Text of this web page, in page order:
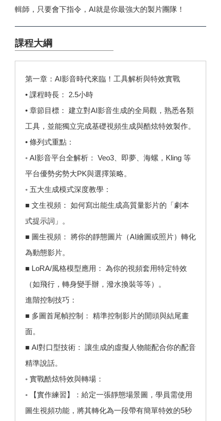
輯師，只要會下指令，AI就是你最強大的製片團隊！
課程大綱
第一章：AI影音時代來臨！工具解析與特效實戰
• 課程時長： 2.5小時
• 章節目標： 建立對AI影音生成的全局觀，熟悉各類
工具，並能獨立完成基礎視頻生成與酷炫特效製作。
• 條列式重點：
◦ AI影音平台全解析： Veo3、即夢、海螺，Kling 等
平台優勢劣勢大PK與選擇策略。
◦ 五大生成模式深度教學：
■ 文生視頻： 如何寫出能生成高質量影片的「劇本
式提示詞」。
■ 圖生視頻： 將你的靜態圖片（AI繪圖或照片）轉化
為動態影片。
■ LoRA/風格模型應用： 為你的視頻套用特定特效
（如飛行，轉身變手辦，潑水換裝等等）。
進階控制技巧：
■ 多圖首尾幀控制： 精準控制影片的開頭與結尾畫
面。
■ AI對口型技術： 讓生成的虛擬人物能配合你的配音
精準說話。
◦ 實戰酷炫特效與轉場：
◦ 【實作練習】：給定一張靜態場景圖，學員需使用
圖生視頻功能，將其轉化為一段帶有簡單特效的5秒